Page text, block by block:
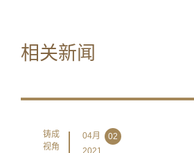
相关新闻
铸成
视角
04月
02